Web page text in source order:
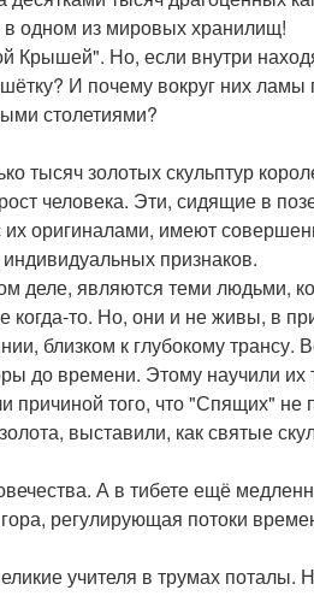
в одном из мировых хранилищ!
Крышей". Но, если внутри
И почему вокруг них ламы
столетиями?
тысяч золотых скульптур
человека. Эти, сидящие в
оригиналами, имеют
признаков.
деле, являются теми людьми,
то. Но, они и не живы, в
близком к глубокому трансу.
до времени. Этому научили их
причиной того, что "Спящих" не
выставили, как святые
А в тибете ещё
регулирующая потоки
учителя в трумах